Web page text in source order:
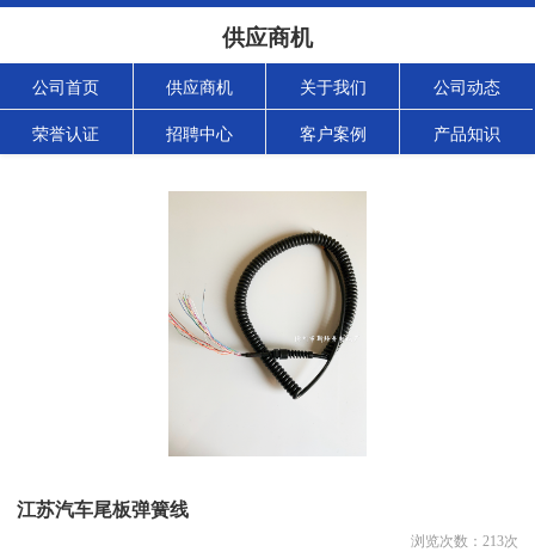
供应商机
公司首页 供应商机 关于我们 公司动态
荣誉认证 招聘中心 客户案例 产品知识
江苏汽车尾板弹簧线
浏览次数： 213次